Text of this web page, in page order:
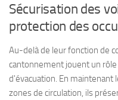
Sécurisation des
protection des
Au-delà de leur fonction de
cantonnement jouent un rôle
d'évacuation. En maintenant
zones de circulation, ils